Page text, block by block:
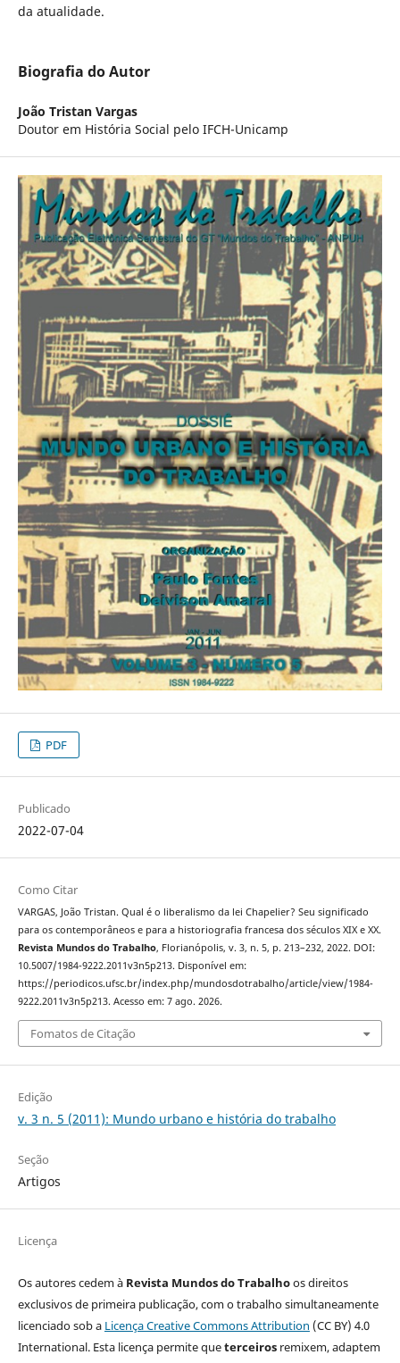
da atualidade.
Biografia do Autor
João Tristan Vargas
Doutor em História Social pelo IFCH-Unicamp
PDF
Publicado
2022-07-04
Como Citar
VARGAS, João Tristan. Qual é o liberalismo da lei Chapelier? Seu significado
para os contemporâneos e para a historiografia francesa dos séculos XIX e XX.
Revista Mundos do Trabalho, Florianópolis, v. 3, n. 5, p. 213–232, 2022. DOI:
10.5007/1984-9222.2011v3n5p213. Disponível em:
https://periodicos.ufsc.br/index.php/mundosdotrabalho/article/view/1984-
9222.2011v3n5p213. Acesso em: 7 ago. 2026.
Fomatos de Citação
Edição
v. 3 n. 5 (2011): Mundo urbano e história do trabalho
Seção
Artigos
Licença
Os autores cedem à Revista Mundos do Trabalhoos direitos
exclusivos de primeira publicação, com o trabalho simultaneamente
licenciado sob a Licença Creative Commons Attribution (CC BY) 4.0
International. Esta licença permite queterceirosremixem, adaptem